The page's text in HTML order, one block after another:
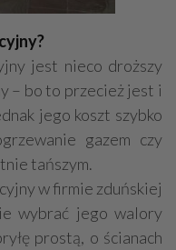
jest nieco droższy
– bo to przecież jest i
jego koszt szybko
gazem czy
tańszym.
w firmie zduńskiej
wybrać jego walory
prostą, o ścianach